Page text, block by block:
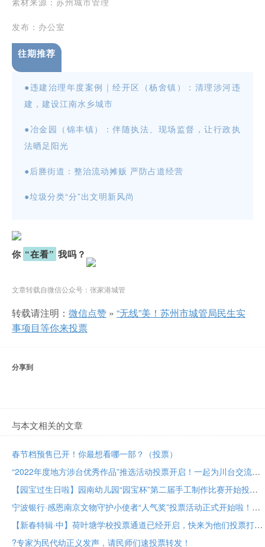
发布：办公室
往期推荐
●违建治理年度案例｜经开区（杨舍镇）：清理涉河违
建，建设江南水乡城市
● 冶金园（锦丰镇）：伴随执法、现场监督，让行政执
法晒足阳光
● 后塍街道：整治流动摊贩 严防占道经营
●垃圾分类“分”出文明新风尚
你 “在看” 我吗？
文章转载自微信公众号：张家港城管
转载请注明： 微信点赞 » “无线”美！苏州市城管局民生实
事项目等你来投票
分享到
与本文相关的文章
春节档预售已开！你最想看哪一部？（投票）
“2022年度地方涉台优秀作品”推选活动投票开启！一起为川台交流成果助力！
【园宝过生日啦】园南幼儿园“园宝杯”第二届手工制作比赛开始投票啦！
宁波银行·感恩南京文物守护小使者“人气奖”投票活动正式开始啦！
【新春特辑·中】荷叶塘学校投票通道已经开启，快来为他们投票打call吧！
?专家为民代幼正义发声，请民师们速投票转发！